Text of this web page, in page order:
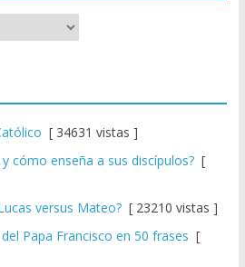
[ 34631 vistas ]
cómo enseña a sus discípulos?[
versus Mateo?[ 23210 vistas ]
Papa Francisco en 50 frases [